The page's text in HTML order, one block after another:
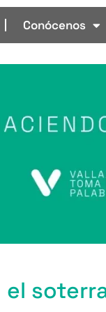
Conócenos
el